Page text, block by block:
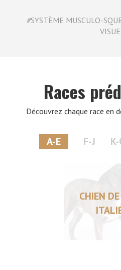
#SYSTÈME MUSCULO-
Races
Découvrez chaque race en
A-E F-J
CHIEN